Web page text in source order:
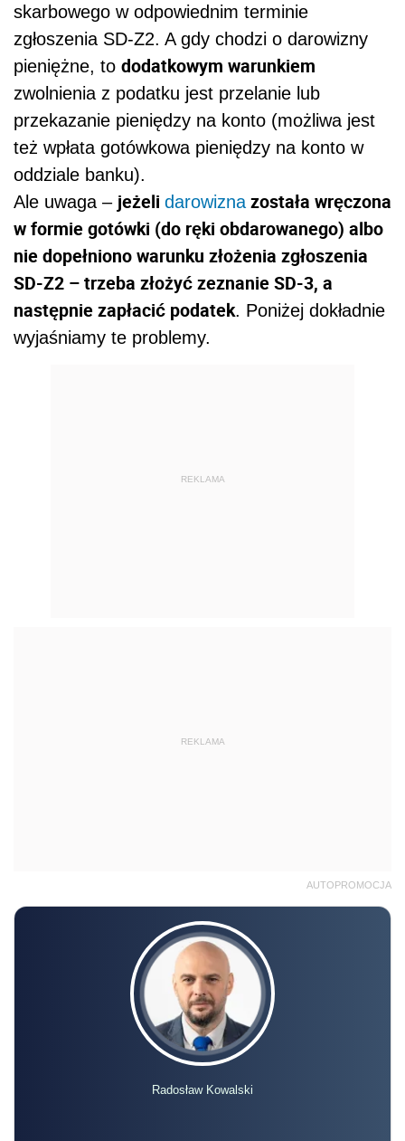
skarbowego w odpowiednim terminie
zgłoszenia SD-Z2. A gdy chodzi o darowizny
pieniężne, to dodatkowym warunkiem
zwolnienia z podatku jest przelanie lub
przekazanie pieniędzy na konto (możliwa jest
też wpłata gotówkowa pieniędzy na konto w
oddziale banku).
Ale uwaga – jeżeli darowiznazostała wręczona
w formie gotówki (do ręki obdarowanego) albo
nie dopełniono warunku złożenia zgłoszenia
SD-Z2 – trzeba złożyć zeznanie SD-3, a
następnie zapłacić podatek. Poniżej dokładnie
wyjaśniamy te problemy.
REKLAMA
REKLAMA
AUTOPROMOCJA
Radosław Kowalski